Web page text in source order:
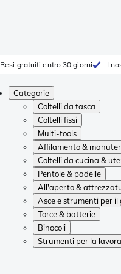
Resi gratuiti entro 30 giorni I
Categorie
Coltelli da tasca
Coltelli fissi
Multi-tools
Affilamento &
Coltelli da cucina &
Pentole & padelle
All'aperto &
Asce e strumenti per il
Torce & batterie
Binocoli
Strumenti per la